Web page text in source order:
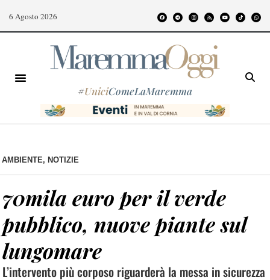
6 Agosto 2026
#UniciComeLaMaremma
AMBIENTE, NOTIZIE
70mila euro per il verde
pubblico, nuove piante sul
lungomare
L’intervento più corposo riguarderà la messa in sicurezza